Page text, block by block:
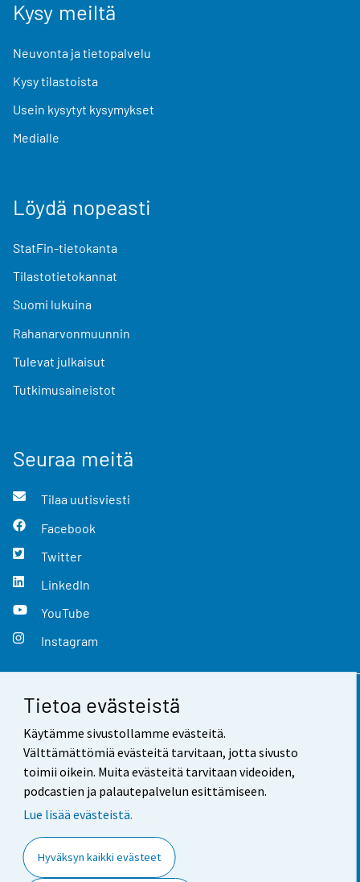
Tietoa evästeistä
Käytämme sivustollamme evästeitä.
Välttämättömiä evästeitä tarvitaan, jotta sivusto
toimii oikein. Muita evästeitä tarvitaan videoiden,
podcastien ja palautepalvelun esittämiseen.
Lue lisää evästeistä.
Hyväksyn kaikki evästeet
Kysy meiltä
Neuvonta ja tietopalvelu
Kysy tilastoista
Usein kysytyt kysymykset
Medialle
Löydä nopeasti
StatFin-tietokanta
Tilastotietokannat
Suomi lukuina
Rahanarvonmuunnin
Tulevat julkaisut
Tutkimusaineistot
Seuraa meitä
Tilaa uutisviesti
Facebook
Twitter
LinkedIn
YouTube
Instagram
Yhteystiedot
Palaute
Käyttöehdot
Saavutettavuus
Tietoa sivustosta